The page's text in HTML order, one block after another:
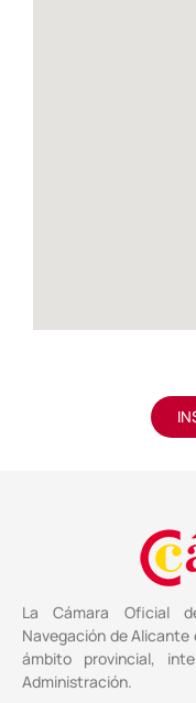
La Cámara Oficial
Navegación de
ámbito provincial,
Administración.